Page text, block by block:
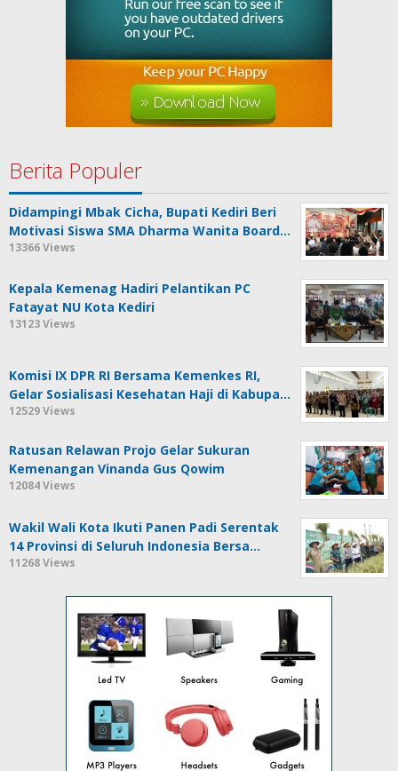
Berita Populer
Didampingi Mbak Cicha, Bupati Kediri Beri
Motivasi Siswa SMA Dharma Wanita Board…
13366 Views
Kepala Kemenag Hadiri Pelantikan PC
Fatayat NU Kota Kediri
13123 Views
Komisi IX DPR RI Bersama Kemenkes RI,
Gelar Sosialisasi Kesehatan Haji di Kabupa…
12529 Views
Ratusan Relawan Projo Gelar Sukuran
Kemenangan Vinanda Gus Qowim
12084 Views
Wakil Wali Kota Ikuti Panen Padi Serentak
14 Provinsi di Seluruh Indonesia Bersa…
11268 Views